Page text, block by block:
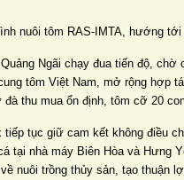
nuôi tôm RAS-IMTA, hướng
Ngãi chạy đua tiến độ, chờ
tôm Việt Nam, mở rộng hợp
thu mua ổn định, tôm cỡ 20
tục giữ cam kết không điều
tại nhà máy Biên Hòa và Hưng
nuôi trồng thủy sản, tạo thuận